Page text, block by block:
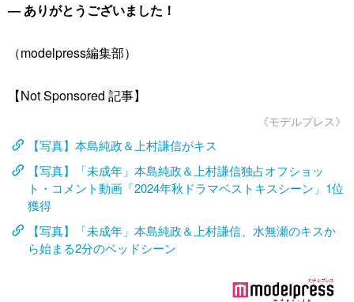
― ありがとうございました！
（modelpress編集部）
【Not Sponsored 記事】
《モデルプレス》
【写真】本島純政＆上村謙信がキス
【写真】「未成年」本島純政＆上村謙信独占オフショッ
ト・コメント動画「2024年秋ドラマベストキスシーン」1位
獲得
【写真】「未成年」本島純政＆上村謙信、水無瀬のキスか
ら始まる2分のベッドシーン